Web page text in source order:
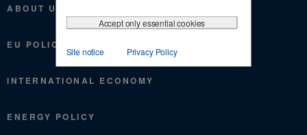
Accept only essential cookies
Site notice Privacy Policy
ABOUT US
EU POLICY
INTERNATIONAL ECONOMY
ENERGY POLICY